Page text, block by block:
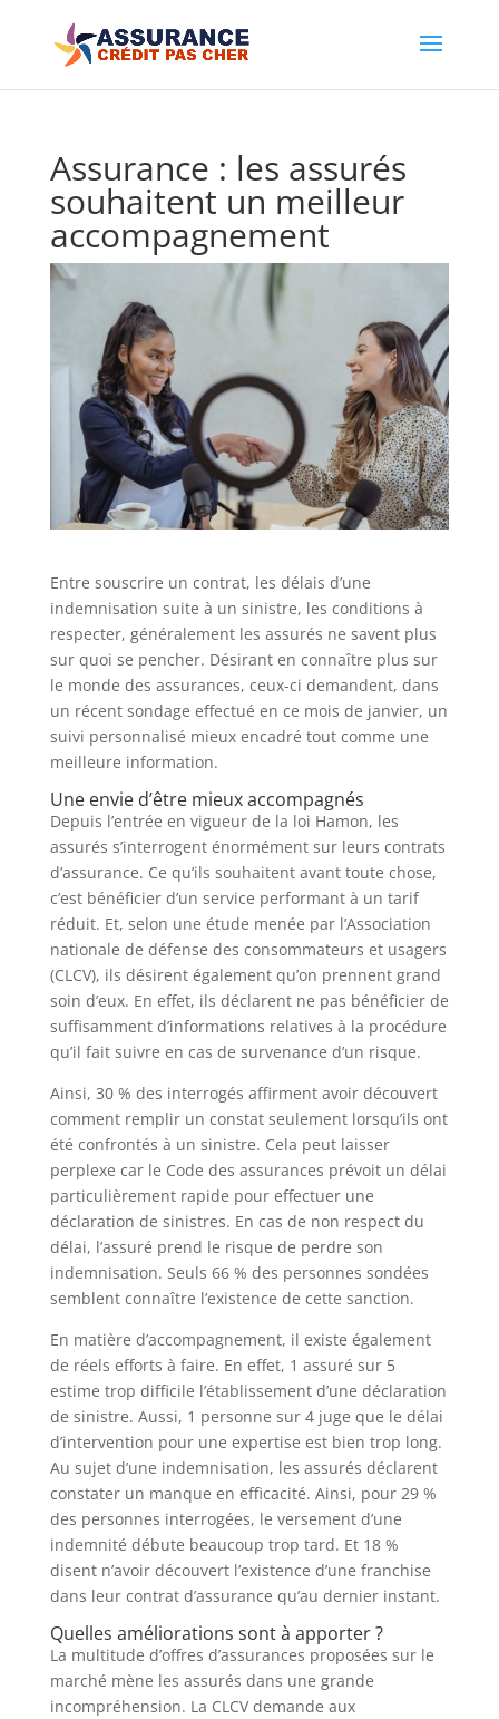
Assurance : les assurés
souhaitent un meilleur
accompagnement
Entre souscrire un contrat, les délais d’une
indemnisation suite à un sinistre, les conditions à
respecter, généralement les assurés ne savent plus
sur quoi se pencher. Désirant en connaître plus sur
le monde des assurances, ceux-ci demandent, dans
un récent sondage effectué en ce mois de janvier, un
suivi personnalisé mieux encadré tout comme une
meilleure information.
Une envie d’être mieux accompagnés
Depuis l’entrée en vigueur de la loi Hamon, les
assurés s’interrogent énormément sur leurs contrats
d’assurance. Ce qu’ils souhaitent avant toute chose,
c’est bénéficier d’un service performant à un tarif
réduit. Et, selon une étude menée par l’Association
nationale de défense des consommateurs et usagers
(CLCV), ils désirent également qu’on prennent grand
soin d’eux. En effet, ils déclarent ne pas bénéficier de
suffisamment d’informations relatives à la procédure
qu’il fait suivre en cas de survenance d’un risque.
Ainsi, 30 % des interrogés affirment avoir découvert
comment remplir un constat seulement lorsqu’ils ont
été confrontés à un sinistre. Cela peut laisser
perplexe car le Code des assurances prévoit un délai
particulièrement rapide pour effectuer une
déclaration de sinistres. En cas de non respect du
délai, l’assuré prend le risque de perdre son
indemnisation. Seuls 66 % des personnes sondées
semblent connaître l’existence de cette sanction.
En matière d’accompagnement, il existe également
de réels efforts à faire. En effet, 1 assuré sur 5
estime trop difficile l’établissement d’une déclaration
de sinistre. Aussi, 1 personne sur 4 juge que le délai
d’intervention pour une expertise est bien trop long.
Au sujet d’une indemnisation, les assurés déclarent
constater un manque en efficacité. Ainsi, pour 29 %
des personnes interrogées, le versement d’une
indemnité débute beaucoup trop tard. Et 18 %
disent n’avoir découvert l’existence d’une franchise
dans leur contrat d’assurance qu’au dernier instant.
Quelles améliorations sont à apporter ?
La multitude d’offres d’assurances proposées sur le
marché mène les assurés dans une grande
incompréhension. La CLCV demande aux